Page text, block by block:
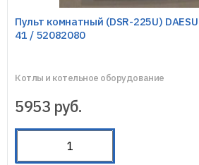
Пульт комнатный (DSR-225U)
41 / 52082080
Котлы и котельное оборудование
5953 руб.